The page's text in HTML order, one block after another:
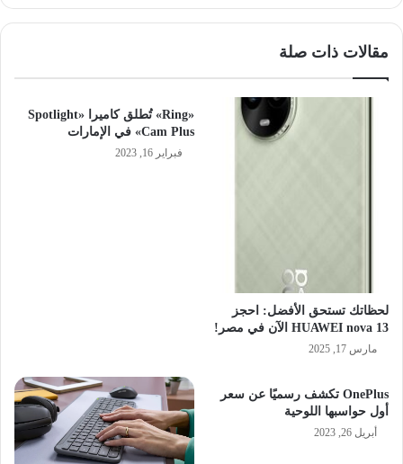
مقالات ذات صلة
لحظاتك تستحق الأفضل: احجز
HUAWEI nova 13 الآن في مصر!
مارس 17, 2025
«Ring» تُطلق كاميرا «Spotlight
Cam Plus» في الإمارات
فبراير 16, 2023
OnePlus تكشف رسميًا عن سعر
أول حواسبها اللوحية
أبريل 26, 2023